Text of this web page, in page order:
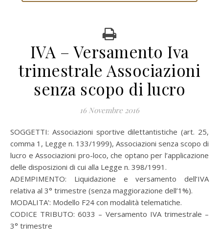
IVA – Versamento Iva
trimestrale Associazioni
senza scopo di lucro
16 Novembre 2016
SOGGETTI: Associazioni sportive dilettantistiche (art. 25,
comma 1, Legge n. 133/1999), Associazioni senza scopo di
lucro e Associazioni pro-loco, che optano per l’applicazione
delle disposizioni di cui alla Legge n. 398/1991.
ADEMPIMENTO: Liquidazione e versamento dell’IVA
relativa al 3° trimestre (senza maggiorazione dell’1%).
MODALITA’: Modello F24 con modalità telematiche.
CODICE TRIBUTO: 6033 – Versamento IVA trimestrale –
3° trimestre